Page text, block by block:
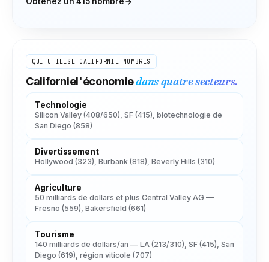
QUI UTILISE CALIFORNIE NOMBRES
Californiel'économiedans quatre secteurs.
Technologie
Silicon Valley (408/650), SF (415), biotechnologie de
San Diego (858)
Divertissement
Hollywood (323), Burbank (818), Beverly Hills (310)
Agriculture
50 milliards de dollars et plus Central Valley AG —
Fresno (559), Bakersfield (661)
Tourisme
140 milliards de dollars/an — LA (213/310), SF (415), San
Diego (619), région viticole (707)